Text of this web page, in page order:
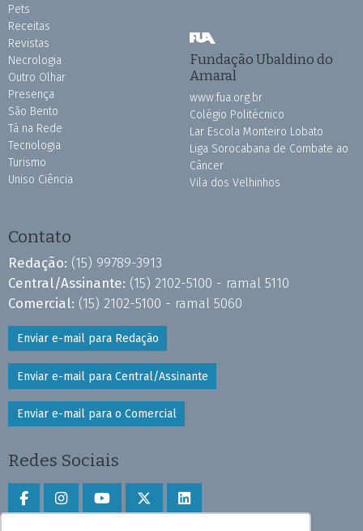
Pets
Receitas
Revistas
Necrologia
Outro Olhar
Presença
São Bento
Tá na Rede
Tecnologia
Turismo
Uniso Ciência
Fundação Ubaldino do
Amaral
www.fua.org.br
Colégio Politécnico
Lar Escola Monteiro Lobato
Liga Sorocabana de Combate ao
Câncer
Vila dos Velhinhos
Contato
Redação: (15) 99789-3913
Central/Assinante: (15) 2102-5100 - ramal 5110
Comercial: (15) 2102-5100 - ramal 5060
Enviar e-mail para Redação
Enviar e-mail para Central/Assinante
Enviar e-mail para o Comercial
Redes Sociais